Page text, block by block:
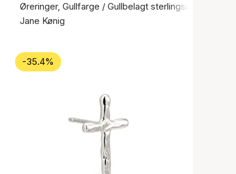
Øreringer, Gullfarge / Gullbelagt sterlingsølv 925
Jane Kønig
-35.4%